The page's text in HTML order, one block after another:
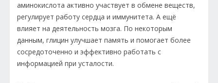
аминокислота активно участвует в обмене веществ,
регулирует работу сердца и иммунитета. А ещё
влияет на деятельность мозга. По некоторым
данным, глицин улучшает память и помогает более
сосредоточенно и эффективно работать с
информацией при усталости.